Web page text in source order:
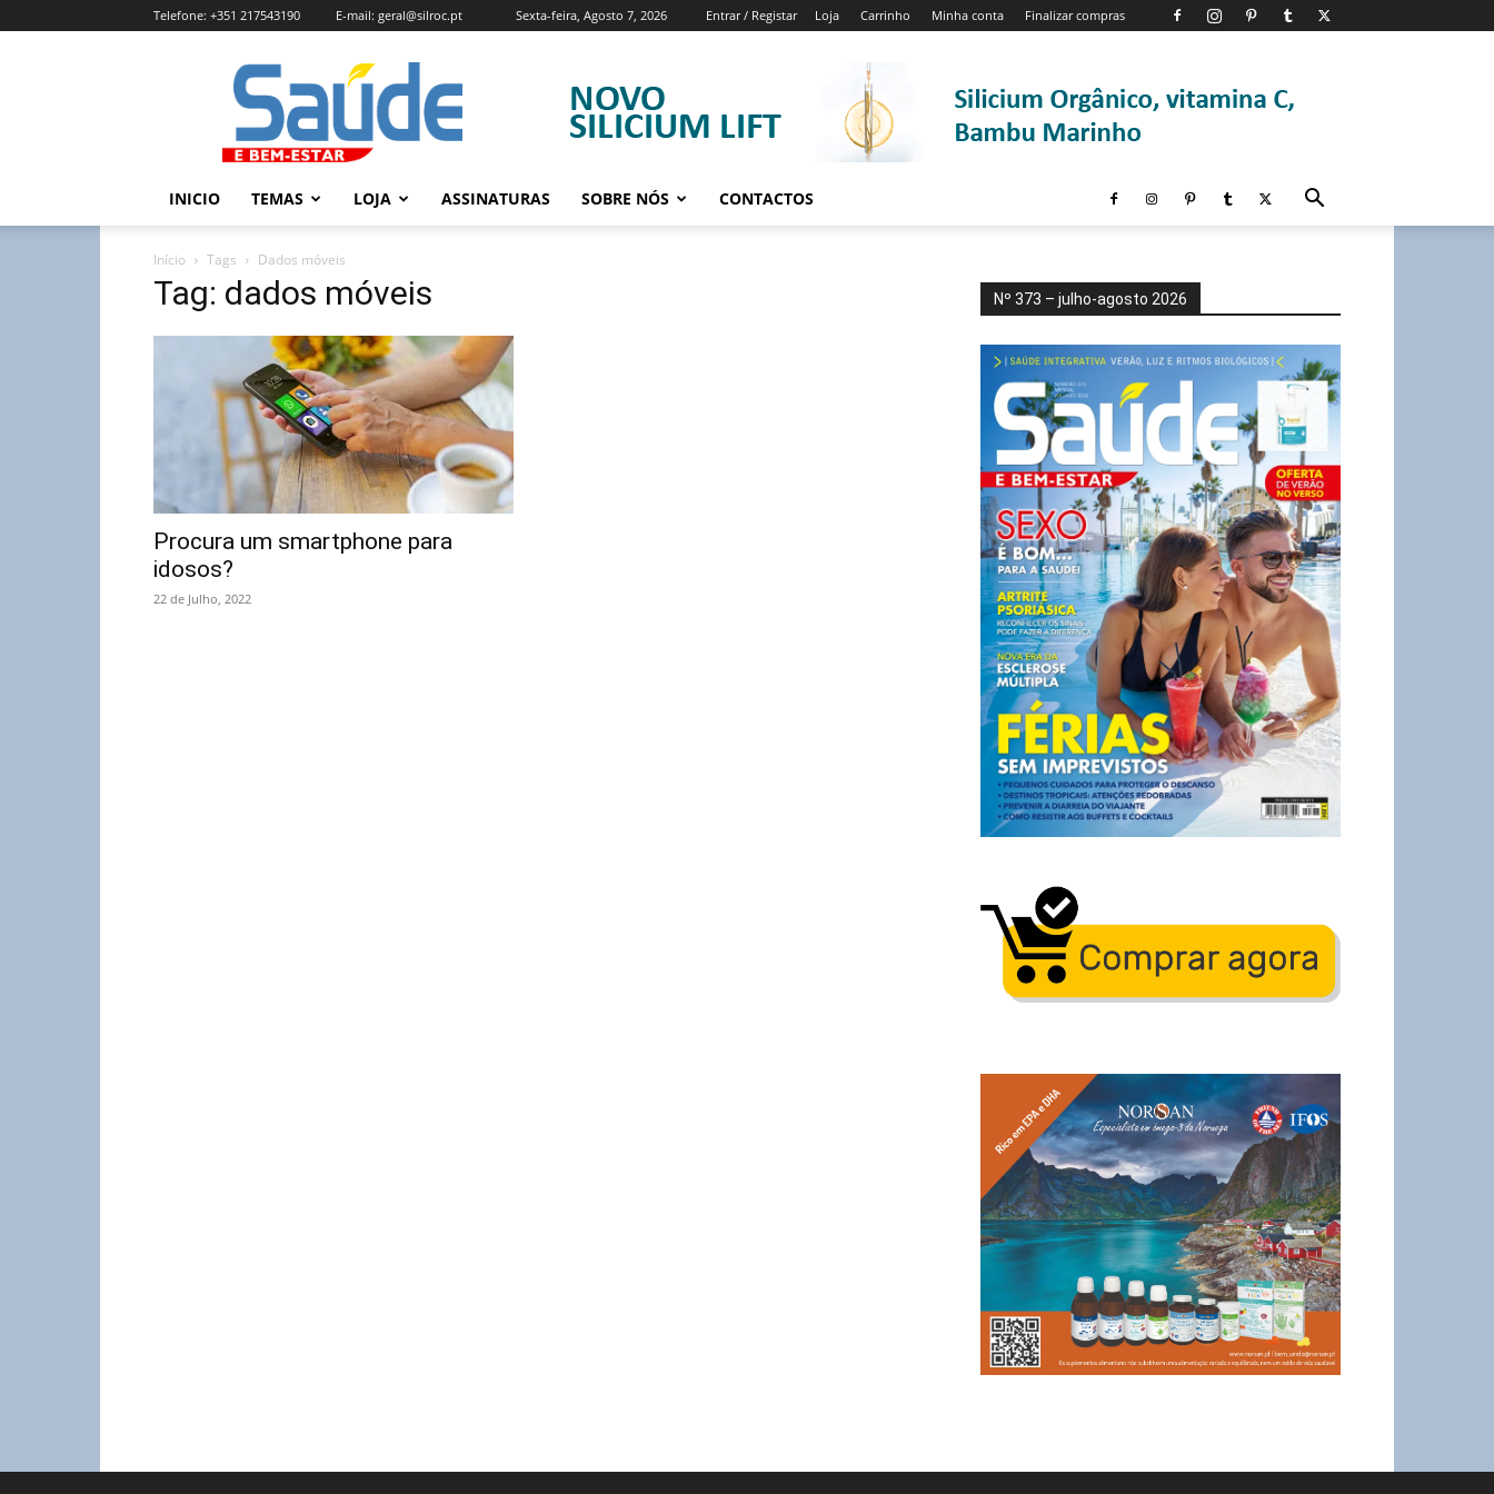
Sexta-feira, Agosto 7, 2026 Entrar / Registar Loja Carrinho Minha conta Finalizar compras
Telefone: +351 217543190 E-mail: geral@silroc.pt
Revista
Saúde
e
Bem
Estar
Edição
INICIO TEMAS LOJA ASSINATURAS SOBRE NÓS CONTACTOS
Início Tags Dados móveis
Tag: dados móveis
Procura um smartphone para
idosos?
22 de Julho, 2022
Nº 373 – julho-agosto 2026